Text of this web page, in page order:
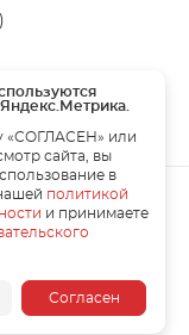
«СОГЛАСЕН» или
сайта, вы
в
политикой
и принимаете
Согласен
защищены
BTB digital